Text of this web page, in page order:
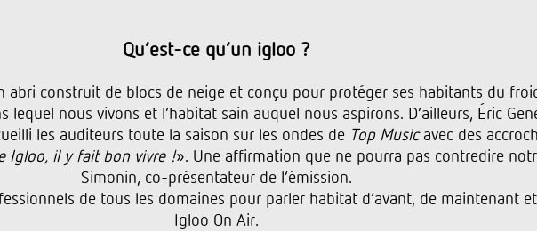
Qu’est-ce qu’un igloo ?
abri construit de blocs de neige et conçu pour protéger ses habitants du
lequel nous vivons et l’habitat sain auquel nous aspirons. D’ailleurs, Éric
les auditeurs toute la saison sur les ondes de Top Musicavec des
Igloo, il y fait bon vivre !». Une affirmation que ne pourra pas contredire
Simonin, co-présentateur de l’émission.
de tous les domaines pour parler habitat d’avant, de maintenant
Igloo On Air.